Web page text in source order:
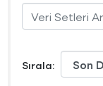
Sırala